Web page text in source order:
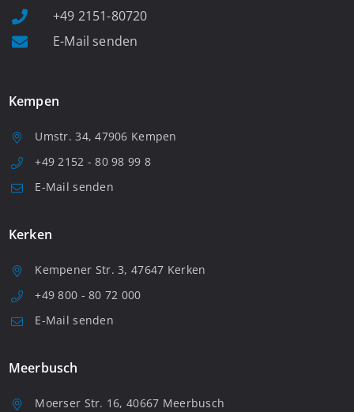
+49 2151-80720
E-Mail senden
Kempen
Umstr. 34, 47906 Kempen
+49 2152 - 80 98 99 8
E-Mail senden
Kerken
Kempener Str. 3, 47647 Kerken
+49 800 - 80 72 000
E-Mail senden
Meerbusch
Moerser Str. 16, 40667 Meerbusch